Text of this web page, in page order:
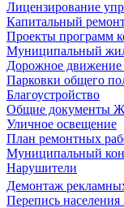
Лицензирование
Капитальный
Проекты программ
Муниципальный
Дорожное движение
Парковки общего
Благоустройство
Общие документы
Уличное освещение
План ремонтных
Муниципальный
Нарушители
Демонтаж
Перепись населения